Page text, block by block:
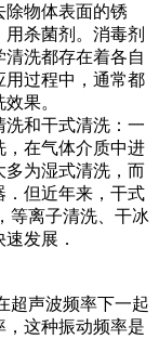
除物体表面的锈
杀菌剂。消毒剂
洗都存在着各自
用过程中，通常都
果。
和干式清洗：一
，在气体介质中进
多为湿式清洗，而
．但近年来，干式
等离子清洗、干冰
发展．
超声波频率下一起
这种振动频率是